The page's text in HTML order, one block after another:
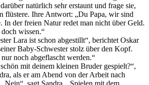
natürlich sehr erstaunt und frage sie,
flüstere. Ihre Antwort: „Du Papa, wir sind
In der freien Natur redet man nicht über Geld.
wissen.“
Lara ist schon abgestillt“, berichtet Oskar
Baby-Schwester stolz über den Kopf.
nur noch abgeflascht werden.“
mit deinem kleinen Bruder gespielt?“,
als er am Abend von der Arbeit nach
sagt Sandra. „Spielen mit dem